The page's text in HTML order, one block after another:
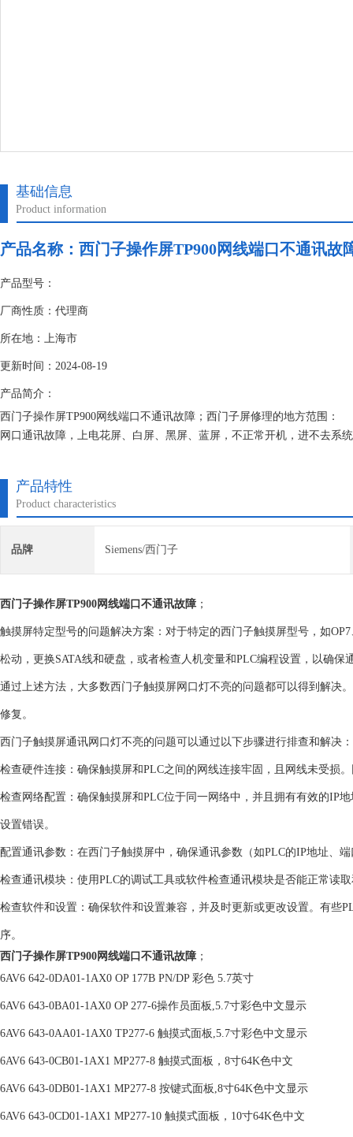
基础信息
Product information
产品名称： 西门子操作屏TP900网线端口不通讯故
产品型号：
厂商性质：代理商
所在地：上海市
更新时间：2024-08-19
产品简介：
西门子操作屏TP900网线端口不通讯故障；西门子屏修理的地方范围：
网口通讯故障，上电花屏、白屏、黑屏、蓝屏，不正常开机，进不去系
产品特性
Product characteristics
品牌 Siemens/西门子
西门子操作屏TP900网线端口不通讯故障 ；
触摸屏特定型号的问题解决方案‌：对于特定的西门子触摸屏型号，如
松动，更换SATA线和硬盘，或者检查人机变量和PLC编程设置，以确保
通过上述方法，大多数西门子触摸屏网口灯不亮的问题都可以得到解决
修复。
西门子触摸屏通讯网口灯不亮的问题可以通过以下步骤进行排查和解决‌：
检查硬件连接‌：确保触摸屏和PLC之间的网线连接牢固，且网线未受损
检查网络配置‌：确保触摸屏和PLC位于同一网络中，并且拥有有效的IP
设置错误。
配置通讯参数‌：在西门子触摸屏中，确保通讯参数（如PLC的IP地址、
检查通讯模块‌：使用PLC的调试工具或软件检查通讯模块是否能正常读
检查软件和设置‌：确保软件和设置兼容，并及时更新或更改设置。有些
序。
西门子操作屏TP900网线端口不通讯故障 ；
6AV6 642-0DA01-1AX0 OP 177B PN/DP 彩色 5.7英寸
6AV6 643-0BA01-1AX0 OP 277-6操作员面板,5.7寸彩色中文显示
6AV6 643-0AA01-1AX0 TP277-6 触摸式面板,5.7寸彩色中文显示
6AV6 643-0CB01-1AX1 MP277-8 触摸式面板，8寸64K色中文
6AV6 643-0DB01-1AX1 MP277-8 按键式面板,8寸64K色中文显示
6AV6 643-0CD01-1AX1 MP277-10 触摸式面板，10寸64K色中文